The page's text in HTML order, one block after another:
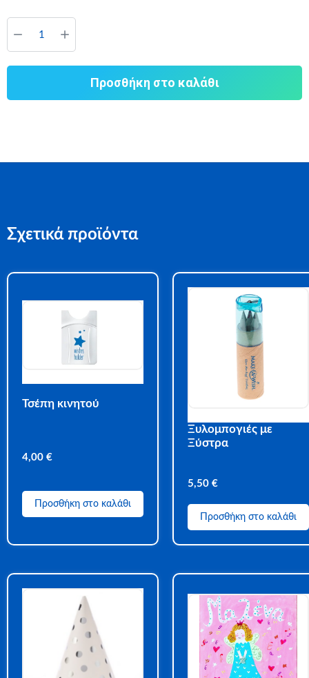
Προσθήκη στο καλάθι
Σχετικά προϊόντα
Τσέπη κινητού
4,00 €
Προσθήκη στο καλάθι
Ξυλομπογιές με
Ξύστρα
5,50 €
Προσθήκη στο καλάθι